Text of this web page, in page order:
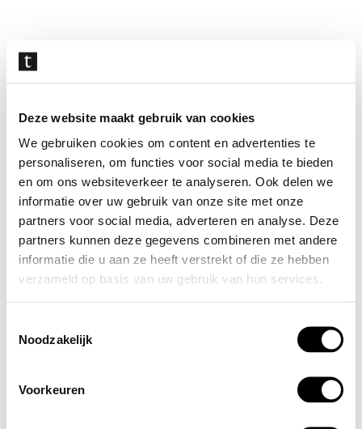
Deze website maakt gebruik van cookies
We gebruiken cookies om content en advertenties te
personaliseren, om functies voor social media te bieden
en om ons websiteverkeer te analyseren. Ook delen we
informatie over uw gebruik van onze site met onze
partners voor social media, adverteren en analyse. Deze
partners kunnen deze gegevens combineren met andere
informatie die u aan ze heeft verstrekt of die ze hebben
verzameld op basis van uw gebruik van hun services.
Noodzakelijk
Voorkeuren
overslaan